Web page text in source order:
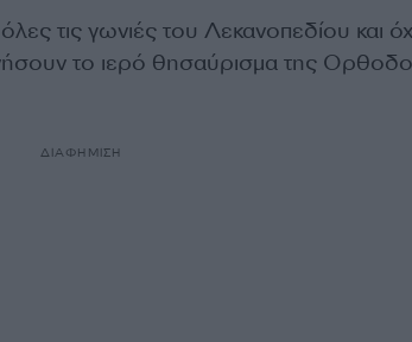
τις γωνιές του Λεκανοπεδίου και
το ιερό θησαύρισμα της
ΔΙΑΦΗΜΙΣΗ